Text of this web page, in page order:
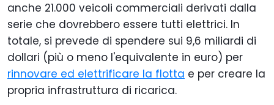
anche 21.000 veicoli commerciali derivati dalla
serie che dovrebbero essere tutti elettrici. In
totale, si prevede di spendere sui 9,6 miliardi di
dollari (più o meno l'equivalente in euro) per
rinnovare ed elettrificare la flotta e per creare la
propria infrastruttura di ricarica.